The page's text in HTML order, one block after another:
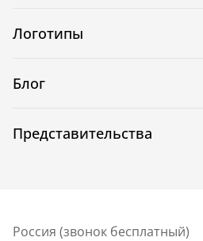
Логотипы
Блог
Представительства
Россия (звонок бесплатный)